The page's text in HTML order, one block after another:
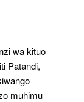
wa kituo
Patandi,
muhimu